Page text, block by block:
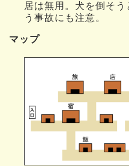
居は無用。犬を倒そ
う事故にも注意。
マップ